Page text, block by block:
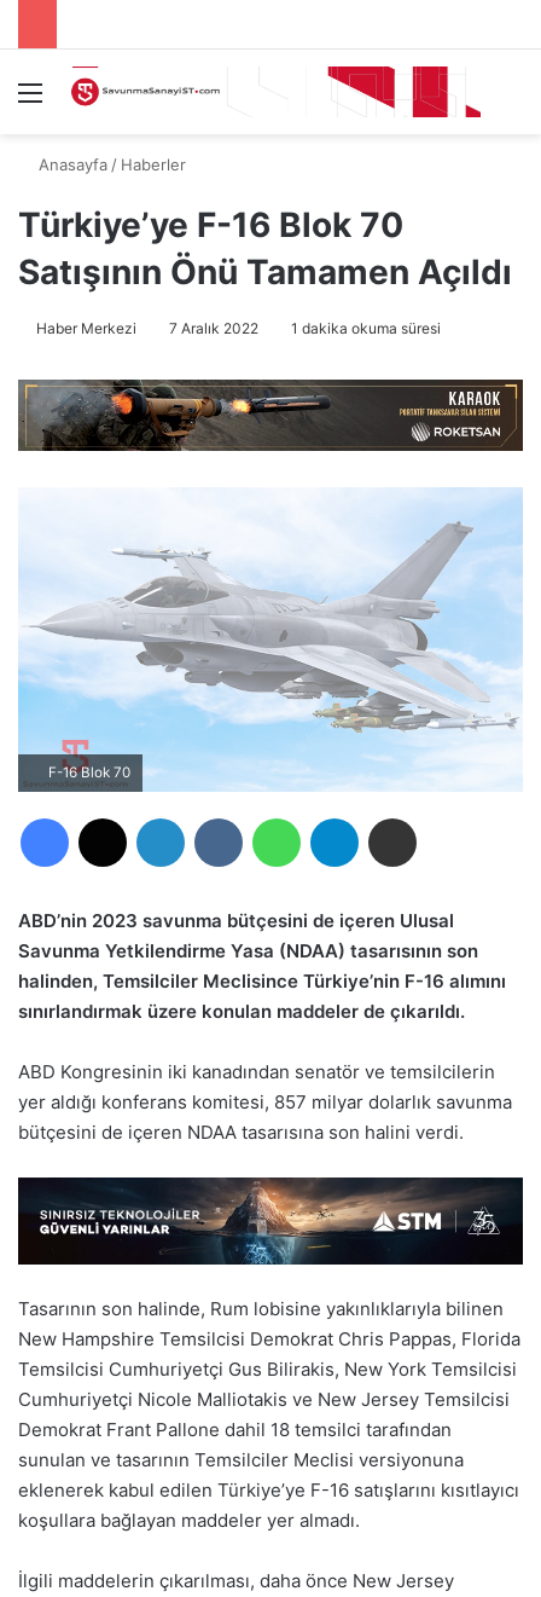
Menü
Anasayfa / Haberler
Türkiye’ye F-16 Blok 70
Satışının Önü Tamamen Açıldı
Haber Merkezi 7 Aralık 2022 1 dakika okuma süresi
F-16 Blok 70
ABD’nin 2023 savunma bütçesini de içeren Ulusal
Savunma Yetkilendirme Yasa (NDAA) tasarısının son
halinden, Temsilciler Meclisince Türkiye’nin F-16 alımını
sınırlandırmak üzere konulan maddeler de çıkarıldı.
ABD Kongresinin iki kanadından senatör ve temsilcilerin
yer aldığı konferans komitesi, 857 milyar dolarlık savunma
bütçesini de içeren NDAA tasarısına son halini verdi.
Tasarının son halinde, Rum lobisine yakınlıklarıyla bilinen
New Hampshire Temsilcisi Demokrat Chris Pappas, Florida
Temsilcisi Cumhuriyetçi Gus Bilirakis, New York Temsilcisi
Cumhuriyetçi Nicole Malliotakis ve New Jersey Temsilcisi
Demokrat Frant Pallone dahil 18 temsilci tarafından
sunulan ve tasarının Temsilciler Meclisi versiyonuna
eklenerek kabul edilen Türkiye’ye F-16 satışlarını kısıtlayıcı
koşullara bağlayan maddeler yer almadı.
İlgili maddelerin çıkarılması, daha önce New Jersey